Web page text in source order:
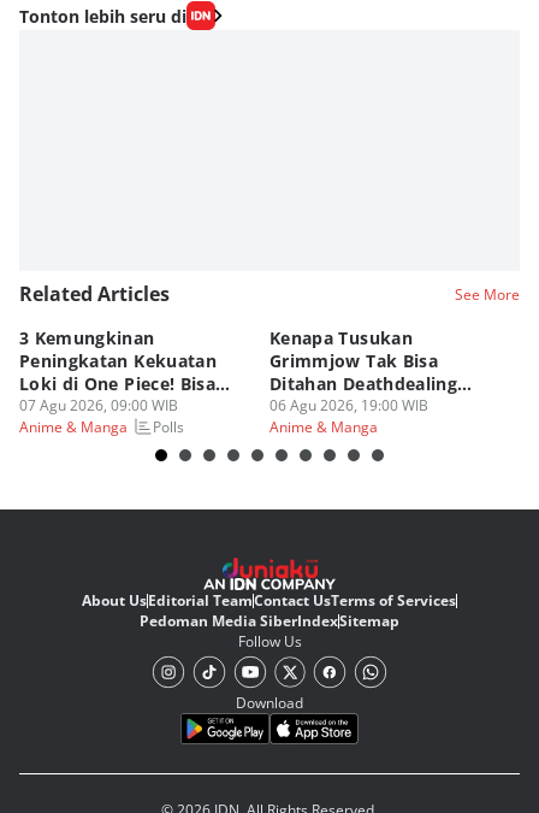
Editor
Fahrul Razi Uni Nurullah
Tonton lebih seru di
Related Articles See More
3 Kemungkinan
Peningkatan Kekuatan
Loki di One Piece! Bisa
Lebih OP?
07 Agu 2026, 09:00 WIB
Anime & Manga
Polls
Kenapa Tusukan
Grimmjow Tak Bisa
Ditahan Deathdealing
Askin Bleach?
06 Agu 2026, 19:00 WIB
Anime & Manga
About UsEditorial TeamContact UsTerms of Services
Pedoman Media SiberIndexSitemap
Follow Us
Download